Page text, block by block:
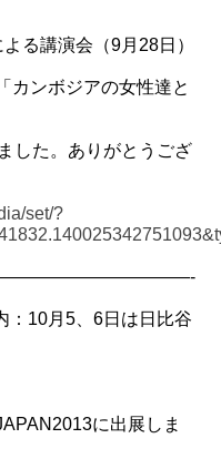
講演会（9月28日）
ンボジアの女性達と
た。ありがとうござ
set/?
10月5、6日は日比谷
に出展しま